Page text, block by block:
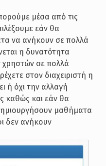
μέσα από τις
εάν θα
να ανήκουν σε πολλά
η δυνατότητα
χρηστών σε πολλά
στον διαχειριστή η
ή όχι την αλλαγή
καθώς και εάν θα
μαθήματα
δεν ανήκουν